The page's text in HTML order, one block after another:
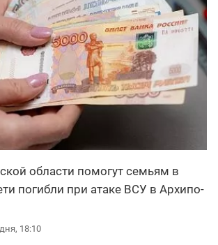
области помогут семьям в
погибли при атаке ВСУ в Архипо-
18:10